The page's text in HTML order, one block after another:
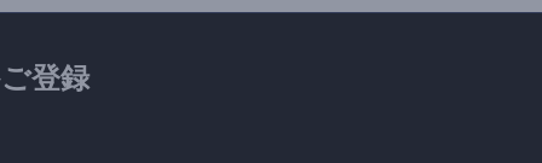
登録